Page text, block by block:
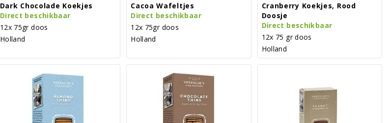
Dark Chocolade Koekjes
Direct beschikbaar
12x 75gr doos
Holland
Cacoa Wafeltjes
Direct beschikbaar
12x 75gr doos
Holland
Cranberry Koekjes, Rood
Doosje
Direct beschikbaar
12x 75 gr doos
Holland